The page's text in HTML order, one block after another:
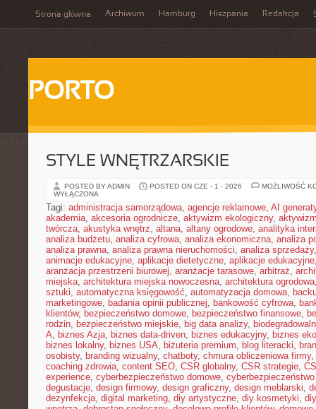
Strona główna Archiwum Hamburg Hiszpania Redakcja
PORTO
STYLE WNĘTRZARSKIE
POSTED BY ADMIN POSTED ON CZE - 1 - 2026
MOŻLIWOŚĆ
WYŁĄCZONA
Tagi: administracja samorządowa, agencje reklamowe, AI
akademia, akcesoria ogrodnicze, aktywizm ekologiczny,
twórcza, akustyka wnętrz, altana, altany ogrodowe, analityka
analiza budżetu, analiza cyfrowa, analiza ekonomiczna, analiza
analiza prawna, analiza prawna nieruchomości, analiza sprzedaży
animacje edukacyjne, aplikacje dietetyczne, aplikacje edukacyjne
aranżacja przestrzeni biurowej, aranżacje tarasowe, arbitraż,
miejska, architektura miejska nowoczesna, architektura ogrodowa
sztuki, automatyczna księgowość, automatyzacja domowa,
marketingowe, badania opinii publicznej, bankowość cyfrowa,
klientów, bezpieczeństwo domowe, bezpieczeństwo finansowe,
rodzin, bezpieczeństwo miejskie, big data analizy,
A, biznes Azja, biznes data-driven, biznes edukacyjny, biznes
biznes lokalny, biznes USA, biżuteria premium, blog literacki,
osobisty, branding wizualny, chatboty, chmura obliczeniowa firmy,
coaching zdrowia, content SEO, CSR globalny, CSR strategie,
experience, cyberbezpieczeństwo domowe,
degustacje, design firmowy, design graficzny, design meblarski,
dezynfekcja, digital marketing, diy artystyczne, diy kosmetyki,